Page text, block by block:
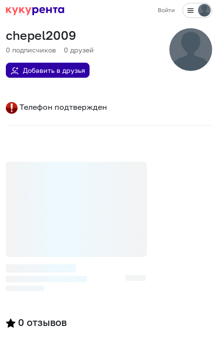
Войти
chepel2009
0 подписчиков 0 друзей
Добавить в друзья
Телефон подтвержден
0 отзывов